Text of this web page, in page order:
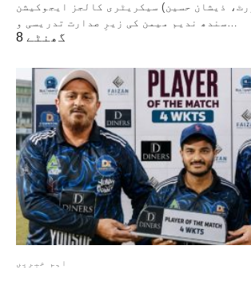
ذیشان حسین) سیکریٹری کالجز ایجوکیشن
سندھ ندیم میمن کی زیرِ صدارت تدریسی و…
8 گھنٹے
اہم خبریں